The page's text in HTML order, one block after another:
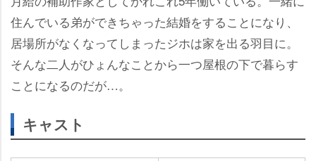
住んでいる弟ができちゃった結婚をすることになり、
居場所がなくなってしまったジホは家を出る羽目に。
そんな二人がひょんなことから一つ屋根の下で暮らす
ことになるのだが…。
キャスト